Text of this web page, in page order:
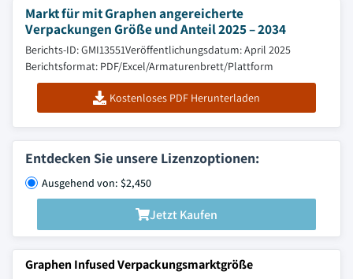
Markt für mit Graphen angereicherte
Verpackungen Größe und Anteil 2025 – 2034
Berichts-ID: GMI13551Veröffentlichungsdatum: April 2025
Berichtsformat: PDF/Excel/Armaturenbrett/Plattform
Kostenloses PDF Herunterladen
Entdecken Sie unsere Lizenzoptionen:
Ausgehend von: $2,450
Jetzt Kaufen
Graphen Infused Verpackungsmarktgröße